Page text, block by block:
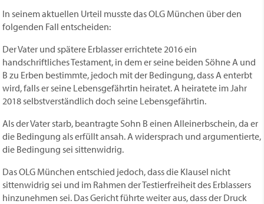
In seinem aktuellen Urteil musste das OLG München über den
folgenden Fall entscheiden:
Der Vater und spätere Erblasser errichtete 2016 ein
handschriftliches Testament, in dem er seine beiden Söhne A und
B zu Erben bestimmte, jedoch mit der Bedingung, dass A enterbt
wird, falls er seine Lebensgefährtin heiratet. A heiratete im Jahr
2018 selbstverständlich doch seine Lebensgefährtin.
Als der Vater starb, beantragte Sohn B einen Alleinerbschein, da er
die Bedingung als erfüllt ansah. A widersprach und argumentierte,
die Bedingung sei sittenwidrig.
Das OLG München entschied jedoch, dass die Klausel nicht
sittenwidrig sei und im Rahmen der Testierfreiheit des Erblassers
hinzunehmen sei. Das Gericht führte weiter aus, dass der Druck